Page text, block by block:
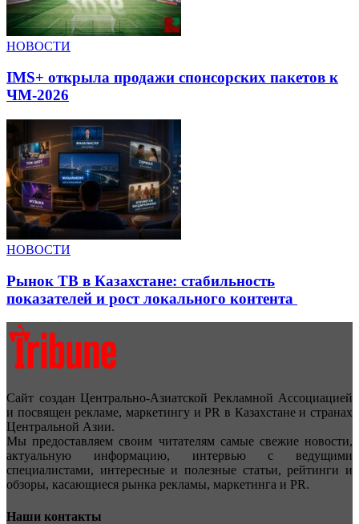
НОВОСТИ
IMS+ открыла продажи спонсорских пакетов к
ЧМ-2026
НОВОСТИ
Рынок ТВ в Казахстане: стабильность
показателей и рост локального контента
Сайт создан Центрально-Азиатской Рекламной Ассоциацией
и посвящен рекламе, маркетингу и PR в Казахстане и странах
Центральной Азии.
Мы предоставляем своим читателям самые свежие новости,
актуальную информацию, интервью с ведущими
специалистами, интересные и полезные статьи, рейтинги и
обзоры, касающиеся рынка рекламы, маркетинга и PR.
Наши контакты